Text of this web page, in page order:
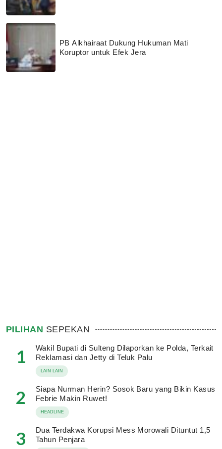
PB Alkhairaat Dukung Hukuman Mati
Koruptor untuk Efek Jera
PILIHAN SEPEKAN
1
Wakil Bupati di Sulteng Dilaporkan ke Polda, Terkait
Reklamasi dan Jetty di Teluk Palu
LAIN LAIN
2
Siapa Nurman Herin? Sosok Baru yang Bikin Kasus
Febrie Makin Ruwet!
HEADLINE
3
Dua Terdakwa Korupsi Mess Morowali Dituntut 1,5
Tahun Penjara